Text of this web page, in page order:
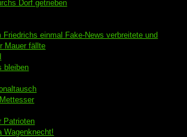
Dorf getrieben
einmal Fake-News verbreitete und
Mauer fällte
bleiben
Patrioten
Wagenknecht!